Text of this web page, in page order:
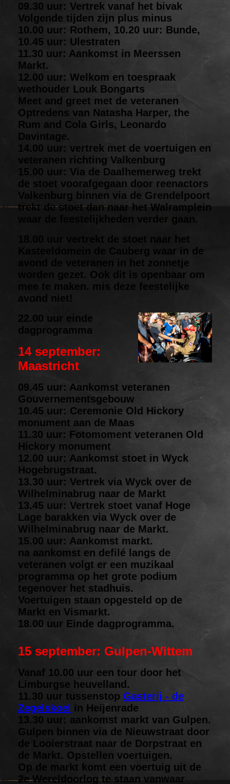
09.30 uur: Vertrek vanaf het bivak
Volgende tijden zijn plus minus
10.00 uur: Rothem, 10.20 uur: Bunde,
10.45 uur: Ulestraten
11.30 uur: Aankomst in Meerssen
Markt.
12.00 uur: Welkom en toespraak
wethouder Louk Bongarts
Meet and greet met de veteranen
Optredens van Natasha Harper, the
Rum and Cola Girls, Leonardo
Davintage.
14.00 uur: vertrek met de voertuigen en
veteranen richting Valkenburg
15.00 uur: Via de Daalhemerweg trekt
de stoet voorafgegaan door reenactors
Valkenburg binnen via de Grendelpoort
trekt de stoet dan naar het Walramplein
waar de feestelijkheden verder gaan.
18.00 uur vertrekt de stoet naar het
Kasteeldomein de Cauberg waar in de
avond de veteranen in het zonnetje
worden gezet. Ook dit is openbaar om
mee te maken. mis deze feestelijke
avond niet!
22.00 uur einde
dagprogramma
14 september:
Maastricht
09.45 uur: Aankomst veteranen
Gouvernementsgebouw
10.45 uur: Ceremonie Old Hickory
monument aan de Maas
11.30 uur: Fotomoment veteranen Old
Hickory monument
12.00 uur: Aankomst stoet in Wyck
Hogebrugstraat.
13.30 uur: Vertrek via Wyck over de
Wilhelminabrug naar de Markt
13.45 uur: Vertrek stoet vanaf Hoge
Lage barakken via Wyck over de
Wilhelminabrug naar de Markt.
15.00 uur: Aankomst markt.
na aankomst en defilé langs de
veteranen volgt er een muzikaal
programma op het grote podium
tegenover het stadhuis.
Voertuigen staan opgesteld op de
Markt en Vismarkt.
18.00 uur Einde dagprogramma.
15 september: Gulpen-Wittem
Vanaf 10.00 uur een tour door het
Limburgse heuvelland.
11.30 uur tussenstop Gasterij - de
Zegelskoel
in Heijenrade
13.30 uur: aankomst markt van Gulpen.
Gulpen binnen via de Nieuwstraat door
de Looierstraat naar de Dorpstraat en
de Markt. Opstellen voertuigen.
Op de markt komt een voertuig uit de
2e Wereldoorlog te staan vanwaar